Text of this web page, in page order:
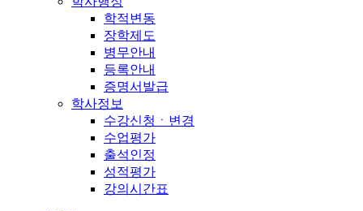
학적변동
장학제도
병무안내
등록안내
증명서발급
학사정보
수강신청ㆍ변경
수업평가
출석인정
성적평가
강의시간표